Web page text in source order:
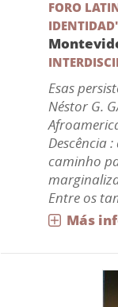
FORO
Esas
Néstor G.
Descência
caminho
Entre os
Más